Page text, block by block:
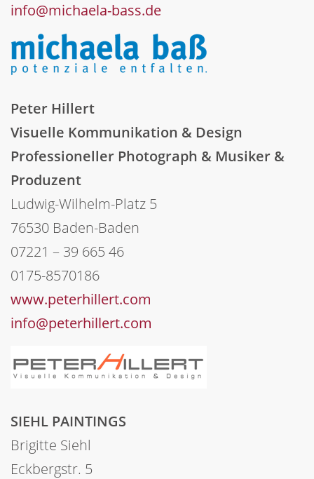
info@michaela-bass.de
Peter Hillert
Visuelle Kommunikation & Design
Professioneller Photograph & Musiker &
Produzent
Ludwig-Wilhelm-Platz 5
76530 Baden-Baden
07221 – 39 665 46
0175-8570186
www.peterhillert.com
info@peterhillert.com
SIEHL PAINTINGS
Brigitte Siehl
Eckbergstr. 5